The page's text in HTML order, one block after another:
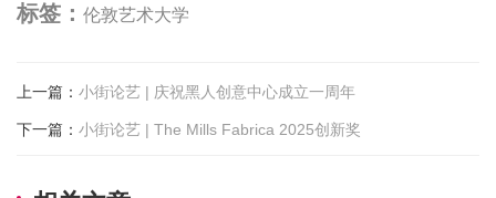
标签： 伦敦艺术大学
上一篇 ： 小街论艺 | 庆祝黑人创意中心成立一周年
下一篇 ： 小街论艺 | The Mills Fabrica 2025创新奖